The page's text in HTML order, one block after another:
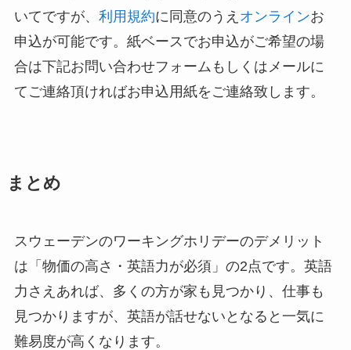
いてですが、 利用規約に同意のうえ オンラインお
申込が可能です。紙ベースでお申込がご希望の場
合は下記お問い合わせフォームもしくはメールに
てご連絡頂ければお申込用紙をご連絡致します。
まとめ
スウェーデンのワーキングホリデーのデメリット
は「物価の高さ・英語力が必須」の2点です。英語
力さえあれば、多くの方が家も見つかり、仕事も
見つかりますが、英語が話せないとなると一気に
難易度が高くなります。